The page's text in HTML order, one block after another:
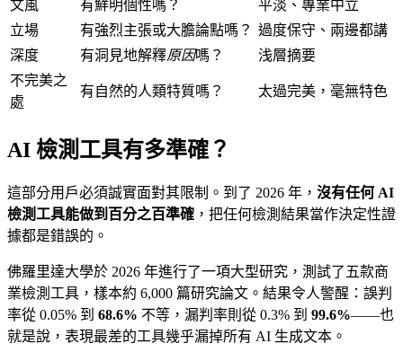
文風 有鮮明個性嗎？
平淡、專業中立
立場
有強烈主張或大膽論點嗎？ 過度保守、兩邊都講
深度
有洞見地解釋原因嗎？
浅層摘要
不完美之
處
有自然的人類特質嗎？ 太過完美，毫無特色
AI 檢測工具有多準確？
這部分用戶必須誠實面對其限制。到了 2026 年， 沒有任何 AI
檢測工具能做到百分之百準確 ，把任何檢測結果當作決定性證
據都是錯誤的。
佛羅里達大學於 2026 年進行了一項大型研究，測試了五款商
業檢測工具，樣本約 6,000 篇研究論文。結果令人警醒：誤判
率從 0.05% 到 68.6% 不等，漏判率則從 0.3% 到 99.6%——也
就是說，表現最差的工具幾乎漏掉所有 AI 生成文本。